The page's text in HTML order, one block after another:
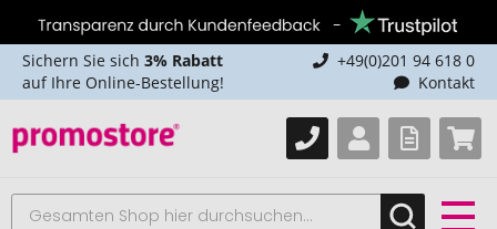
Sichern Sie sich 3% Rabatt
auf Ihre Online-Bestellung!
+49(0)201 94 618 0
Kontakt